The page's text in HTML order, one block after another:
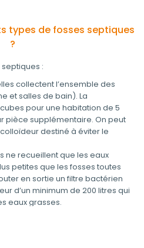
types de fosses septiques
?
:
collectent l’ensemble des
et salles de bain). La
pour une habitation de 5
pièce supplémentaire. On peut
destiné à éviter le
ne recueillent que les eaux
petites que les fosses toutes
en sortie un filtre bactérien
d’un minimum de 200 litres qui
eaux grasses.